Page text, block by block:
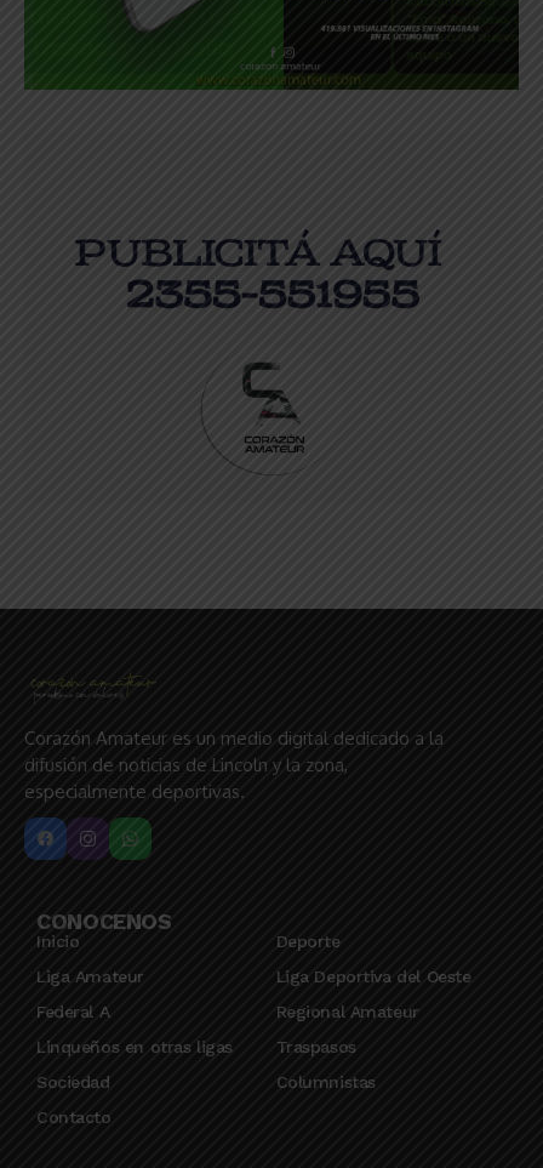
Corazón Amateur es un medio digital dedicado a la
difusión de noticias de Lincoln y la zona,
especialmente deportivas.
CONOCENOS
Inicio
Deporte
Liga Amateur
Liga Deportiva del Oeste
Federal A
Regional Amateur
Linqueños en otras ligas
Traspasos
Sociedad
Columnistas
Contacto